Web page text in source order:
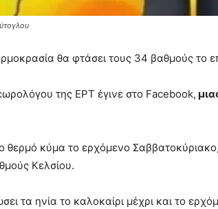
θα φτάσει τους 34 βαθμούς
της ΕΡΤ έγινε στο Facebook,
θερμό κύμα το ερχόμενο
Κελσίου.
τα ηνία το καλοκαίρι μέχρι και το